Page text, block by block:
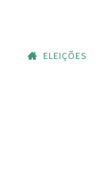
ELEIÇÕES